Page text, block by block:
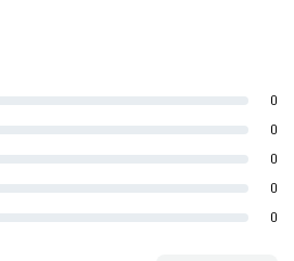
0
0
0
0
0